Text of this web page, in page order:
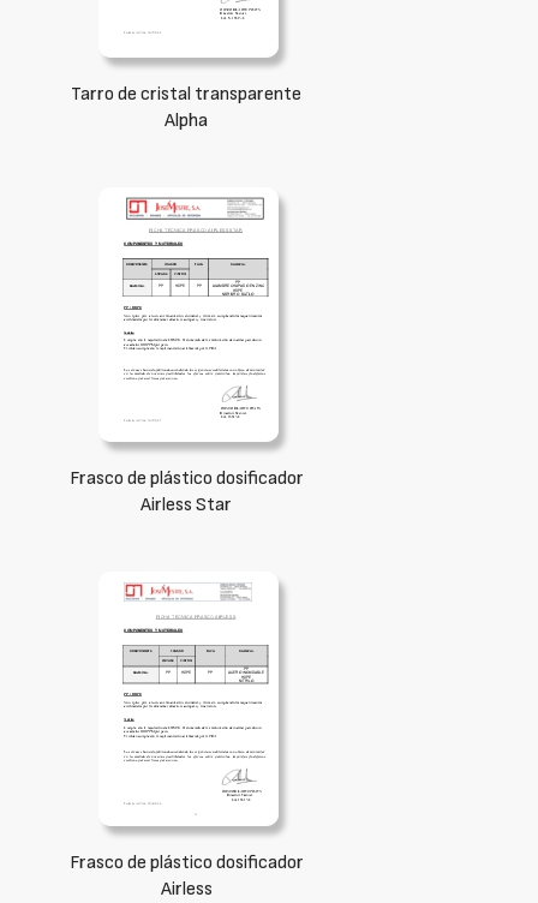
Tarro de cristal transparente
Alpha
Frasco de plástico dosificador
Airless Star
Frasco de plástico dosificador
Airless